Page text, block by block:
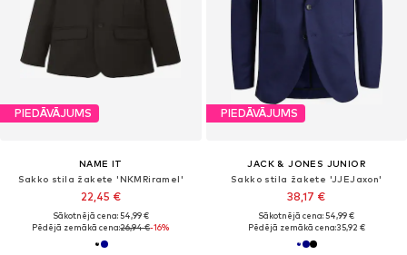
PIEDĀVĀJUMS
NAME IT
Sakko stila žakete 'NKMRiramel'
22,45 €
Sākotnējā cena: 54,99 €
Pēdējā zemākā cena:26,94 €-16%
PIEDĀVĀJUMS
JACK & JONES JUNIOR
Sakko stila žakete 'JJEJaxon'
38,17 €
Sākotnējā cena: 54,99 €
Pēdējā zemākā cena:35,92 €